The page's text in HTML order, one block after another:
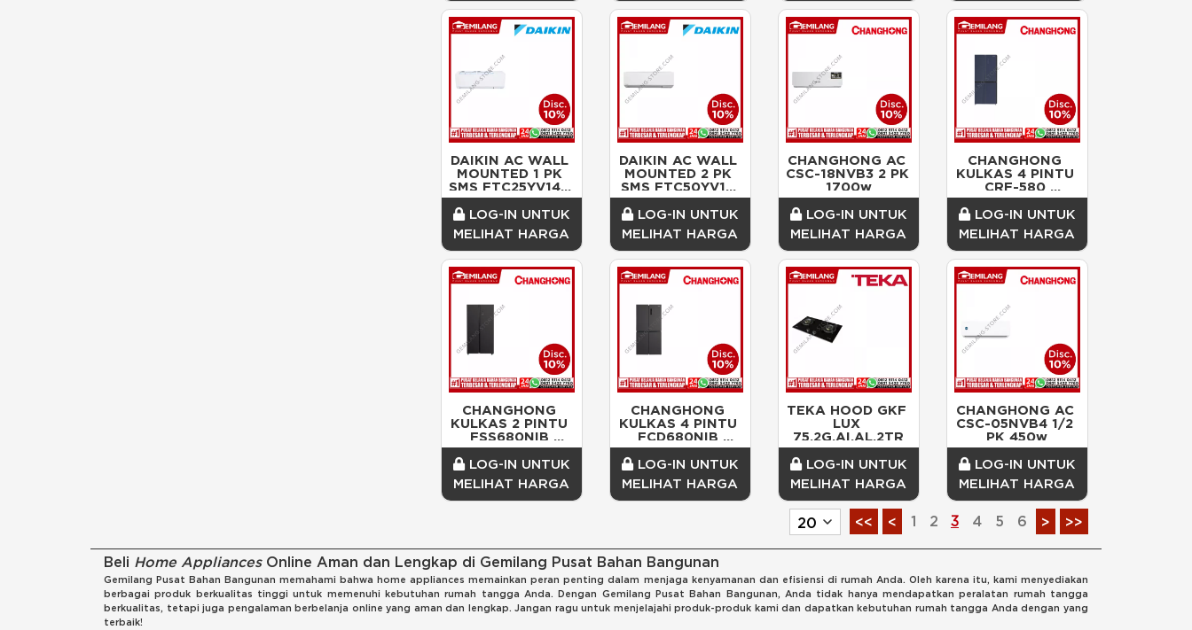
DAIKIN AC WALL
MOUNTED 1 PK
SMS FTC25YV14 +
RC25TV14 750w
LOG-IN UNTUK
MELIHAT HARGA
DAIKIN AC WALL
MOUNTED 2 PK
SMS FTC50YV14
+ RC25TV14
1524w
LOG-IN UNTUK
MELIHAT HARGA
CHANGHONG AC
CSC-18NVB3 2 PK
1700w
LOG-IN UNTUK
MELIHAT HARGA
CHANGHONG
KULKAS 4 PINTU
CRF-580
KAPASITAS 451ltr
123w (783 x 642 x
1825)
LOG-IN UNTUK
MELIHAT HARGA
CHANGHONG
KULKAS 2 PINTU
FSS680NIB
KAPASITAS
560ltr 120w (912
x 642 x 1762)
LOG-IN UNTUK
MELIHAT HARGA
CHANGHONG
KULKAS 4 PINTU
FCD680NIB
KAPASITAS
548ltr 170w (853
x 698 x 1775)
LOG-IN UNTUK
MELIHAT HARGA
TEKA HOOD GKF
LUX
75.2G.AI.AL.2TR
LOG-IN UNTUK
MELIHAT HARGA
CHANGHONG AC
CSC-05NVB4 1/2
PK 450w
LOG-IN UNTUK
MELIHAT HARGA
<< < 1 2 3 4 5 6 > >>
Beli Home AppliancesOnline Aman dan Lengkap di Gemilang Pusat Bahan Bangunan
Gemilang Pusat Bahan Bangunan memahami bahwa home appliances memainkan peran penting dalam menjaga kenyamanan dan efisiensi di rumah Anda. Oleh karena itu, kami menyediakan
berbagai produk berkualitas tinggi untuk memenuhi kebutuhan rumah tangga Anda. Dengan Gemilang Pusat Bahan Bangunan, Anda tidak hanya mendapatkan peralatan rumah tangga
berkualitas, tetapi juga pengalaman berbelanja online yang aman dan lengkap. Jangan ragu untuk menjelajahi produk-produk kami dan dapatkan kebutuhan rumah tangga Anda dengan yang
terbaik!